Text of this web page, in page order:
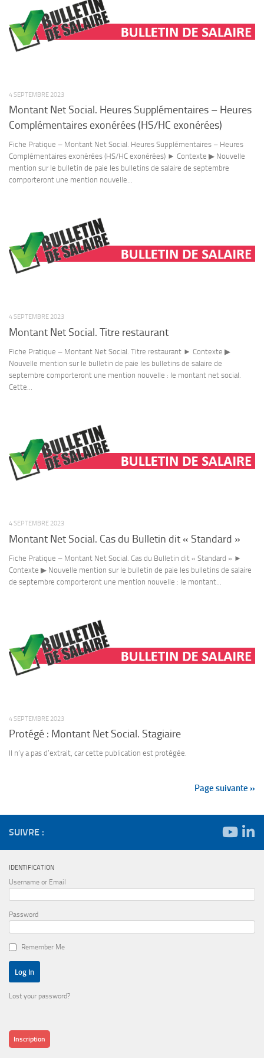
4 SEPTEMBRE 2023
Montant Net Social. Heures Supplémentaires – Heures
Complémentaires exonérées (HS/HC exonérées)
Fiche Pratique – Montant Net Social. Heures Supplémentaires – Heures
Complémentaires exonérées (HS/HC exonérées) ► Contexte ▶ Nouvelle
mention sur le bulletin de paie les bulletins de salaire de septembre
comporteront une mention nouvelle...
4 SEPTEMBRE 2023
Montant Net Social. Titre restaurant
Fiche Pratique – Montant Net Social. Titre restaurant ► Contexte ▶
Nouvelle mention sur le bulletin de paie les bulletins de salaire de
septembre comporteront une mention nouvelle : le montant net social.
Cette...
4 SEPTEMBRE 2023
Montant Net Social. Cas du Bulletin dit « Standard »
Fiche Pratique – Montant Net Social. Cas du Bulletin dit « Standard » ►
Contexte ▶ Nouvelle mention sur le bulletin de paie les bulletins de salaire
de septembre comporteront une mention nouvelle : le montant...
4 SEPTEMBRE 2023
Protégé : Montant Net Social. Stagiaire
Il n’y a pas d’extrait, car cette publication est protégée.
Page suivante »
SUIVRE :
IDENTIFICATION
Username or Email
Password
Remember Me
Lost your password?
Inscription